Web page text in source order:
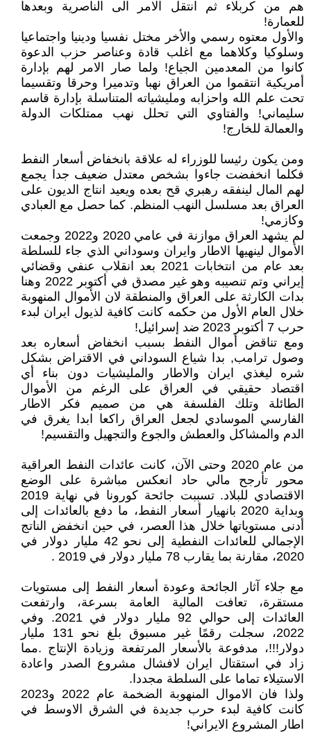
هم من كربلاء ثم انتقل الامر الى الناصرية وبعدها
للعمارة!
والأول معتوه رسمي والأخر مختل نفسيا ودينيا واجتماعيا
وسلوكيا وكلاهما مع اغلب قادة وعناصر حزب الدعوة
كانوا من المعدمين الجياع! ولما صار الامر لهم بإدارة
أمريكية انتقموا من العراق نهبا وتدميرا وحرقا وتقسيما
تحت علم الله واحزابه ومليشياته المتناسلة بإدارة قاسم
سليماني! والفتاوي التي تحلل نهب ممتلكات الدولة
والعمالة للخارج!
ومن يكون رئيسا للوزراء له علاقة بانخفاض أسعار النفط
فكلما انخفضت جاءوا بشخص معتدل ضعيف جدا يجمع
لهم المال لينفقه رهبري قح بعده ويعيد انتاج الديون على
العراق بعد مسلسل النهب المنظم. كما حصل مع العبادي
وكازمي!
لم يشهد العراق موازنة في عامي 2020 و2022 وجمعت
الأموال لينهيها الاطار وايران وسوداني الذي جاء للسلطة
بعد عام من انتخابات 2021 بعد انقلاب عنفي وقضائي
إيراني وتم تنصيبه وهو غير مصدق في أكتوبر 2022 وهنا
بدات الكارثة على العراق والمنطقة لان الأموال المنهوبة
خلال العام الأول من حكمه كانت كافية لذيول ايران لبدء
حرب 7 أكتوبر 2023 ضد إسرائيل!
ومع تناقض أموال النفط بسبب انخفاض أسعاره بعد
وصول ترامب, بدا شياع السوداني في الاقتراض بشكل
شره ليغذي ايران والاطار والمليشيات دون بناء أي
اقتصاد حقيقي في العراق على الرغم من الأموال
الطائلة وتلك الفلسفة هي من صميم فكر الاطار
الفارسي الموسادي لجعل العراق راكعا ابدا يغرق في
الدم والمشاكل والعطش والجوع والتجهيل والتقسيم!
من عام 2020 وحتى الآن، كانت عائدات النفط العراقية
محور تأرجح مالي حاد انعكس مباشرة على الوضع
الاقتصادي للبلاد. تسببت جائحة كورونا في نهاية 2019
وبداية 2020 بانهيار أسعار النفط، ما دفع بالعائدات إلى
أدنى مستوياتها خلال هذا العصر، في حين انخفض الناتج
الإجمالي للعائدات النفطية إلى نحو 42 مليار دولار في
2020، مقارنة بما يقارب 78 مليار دولار في 2019 .
مع جلاء آثار الجائحة وعودة أسعار النفط إلى مستويات
مستقرة، تعافت المالية العامة بسرعة، وارتفعت
العائدات إلى حوالي 92 مليار دولار في 2021. وفي
2022، سجلت رقمًا غير مسبوق بلغ نحو 131 مليار
دولار!!!، مدفوعة بالأسعار المرتفعة وزيادة الإنتاج .مما
زاد في استقتال ايران لافشال مشروع الصدر واعادة
الاستيلاء تماما على السلطة مجددا.
ولذا فان الاموال المنهوبة الضخمة عام 2022 و2023
كانت كافية لبدء حرب جديدة في الشرق الاوسط في
اطار المشروع الايراني!